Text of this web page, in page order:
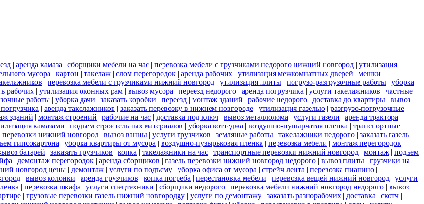
| аренда камаза | сборщики мебели на час | перевозка мебели с грузчиками недорого нижний новгород | утилизация
мусора | картон | такелаж | слом перегородок | аренда рабочих | утилизация межкомнатных дверей | мешки
| перевозка мебели с грузчиками нижний новгород | утилизация плиты | погрузо-разгрузочные работы | уборка
рабочих | утилизация оконных рам | вывоз мусора | переезд недорого | аренда погрузчика | услуги такелажников | частные
работы | уборка дачи | заказать коробки | переезд | монтаж зданий | рабочие недорого | доставка до квартиры | вывоз
| аренда такелажников | заказать перевозку в нижнем новгороде | утилизация газелью | разгрузо-погрузочные
зданий | монтаж строений | рабочие на час | доставка под ключ | вывоз металлолома | услуги газели | аренда трактора |
камазами | подъем строительных материалов | уборка коттеджа | воздушно-пупырчатая пленка | транспортные
перевозки нижний новгород | вывоз ванны | услуги грузчиков | земляные работы | такелажники недорого | заказать газель
гипсокартона | уборка квартиры от мусора | воздушно-пузырьковая пленка | перевозка мебели | монтаж перегородок |
батарей | заказать грузчиков | копка | такелажники на час | транспортные перевозки нижний новгород | монтаж | подъем
| демонтаж перегородок | аренда сборщиков | газель перевозки нижний новгород недорого | вывоз плиты | грузчики на
новгород цены | демонтаж | услуги по подъему | уборка офиса от мусора | стрейч лента | перевозка пианино |
| вывоз колонки | аренда грузчиков | копка погреба | перестановка мебели | перевозка вещей нижний новгород | услуги
| перевозка шкафа | услуги спецтехники | сборщики недорого | перевозка мебели нижний новгород недорого | вывоз
| грузовые перевозки газель нижний новгородgy | услуги по демонтажу | заказать разнорабочих | доставка | скотч |